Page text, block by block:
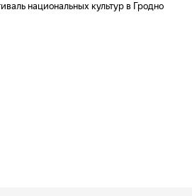
национальных культур в Гродно